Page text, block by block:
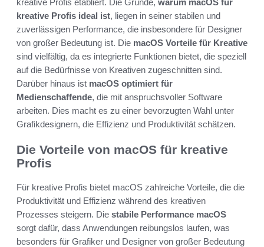
kreative Profis etabliert. Die Gründe, warum macOS für
kreative Profis ideal ist, liegen in seiner stabilen und
zuverlässigen Performance, die insbesondere für Designer
von großer Bedeutung ist. Die macOS Vorteile für Kreative
sind vielfältig, da es integrierte Funktionen bietet, die speziell
auf die Bedürfnisse von Kreativen zugeschnitten sind.
Darüber hinaus ist macOS optimiert für
Medienschaffende, die mit anspruchsvoller Software
arbeiten. Dies macht es zu einer bevorzugten Wahl unter
Grafikdesignern, die Effizienz und Produktivität schätzen.
Die Vorteile von macOS für kreative
Profis
Für kreative Profis bietet macOS zahlreiche Vorteile, die die
Produktivität und Effizienz während des kreativen
Prozesses steigern. Die stabile Performance macOS
sorgt dafür, dass Anwendungen reibungslos laufen, was
besonders für Grafiker und Designer von großer Bedeutung